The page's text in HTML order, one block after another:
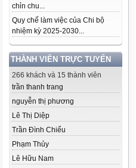
chỉn chu...
Quy chế làm việc của Chi bộ
nhiệm kỳ 2025-2030...
THÀNH VIÊN TRỰC TUYẾN
266 khách và 15 thành viên
trần thanh trang
nguyễn thị phương
Lê Thị Diệp
Trần Đình Chiểu
Phạm Thủy
Lê Hữu Nam